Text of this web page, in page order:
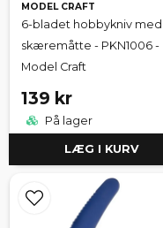
MODEL CRAFT
6-bladet hobbykniv med
skæremåtte - PKN1006 -
Model Craft
139 kr
På lager
LÆG I KURV